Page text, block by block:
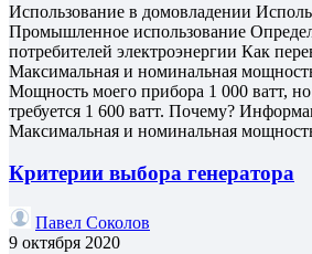
Использование в домовладении
Промышленное использование
потребителей электроэнергии Как
Максимальная и номинальная
Мощность моего прибора 1 000 ватт,
требуется 1 600 ватт. Почему?
Максимальная и номинальная
Критерии выбора генератора
Павел Соколов
9 октября 2020